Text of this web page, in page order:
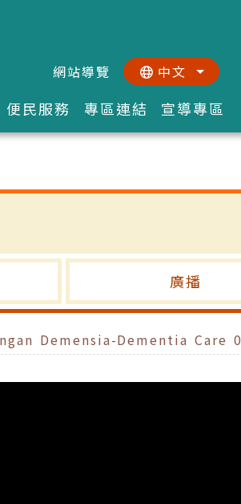
:::網站導覽 中文
便民服務 專區連結 宣導專區
廣播
Demensia-Dementia Care